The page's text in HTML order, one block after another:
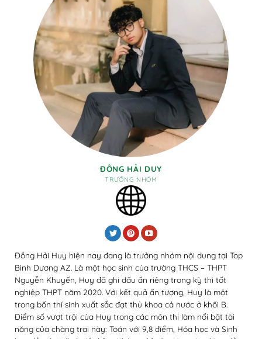
ĐÔNG HẢI DUY
TRƯỞNG NHÓM
Đồng Hải Huy hiện nay đang là trưởng nhóm nội dung tại Top
Bình Dương AZ. Là một học sinh của trường THCS – THPT
Nguyễn Khuyến, Huy đã ghi dấu ấn riêng trong kỳ thi tốt
nghiệp THPT năm 2020. Với kết quả ấn tượng, Huy là một
trong bốn thí sinh xuất sắc đạt thủ khoa cả nước ở khối B.
Điểm số vượt trội của Huy trong các môn thi làm nổi bật tài
năng của chàng trai này: Toán với 9,8 điểm, Hóa học và Sinh